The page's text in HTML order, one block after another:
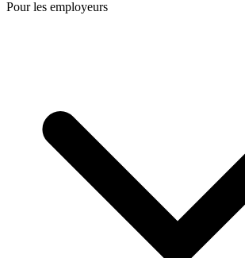
Pour les employeurs